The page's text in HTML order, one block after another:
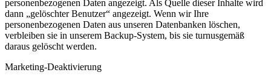
personenbezogenen Daten angezeigt. Als Quelle dieser Inhalte wird
dann „gelöschter Benutzer“ angezeigt. Wenn wir Ihre
personenbezogenen Daten aus unseren Datenbanken löschen,
verbleiben sie in unserem Backup-System, bis sie turnusgemäß
daraus gelöscht werden.
Marketing-Deaktivierung